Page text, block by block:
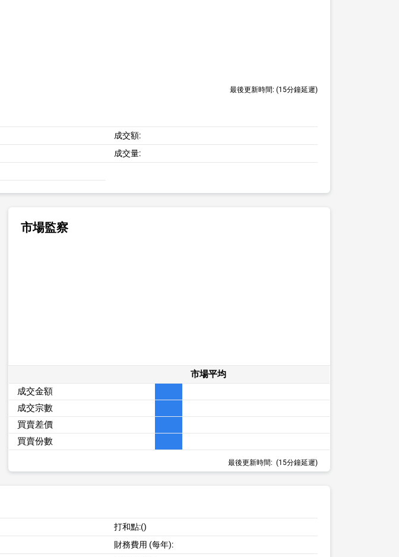
最後更新時間: (15分鐘延遲)
成交額:
成交量:
市場監察
市場平均
成交金額
成交宗數
買賣差價
買賣份數
最後更新時間: (15分鐘延遲)
打和點:()
財務費用 (每年):